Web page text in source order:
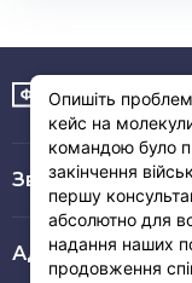
Зв’язок з нами :
Адреса
Опишіть
кейс на
командою було
закінчення
першу
абсолютно для
надання наших
продовження